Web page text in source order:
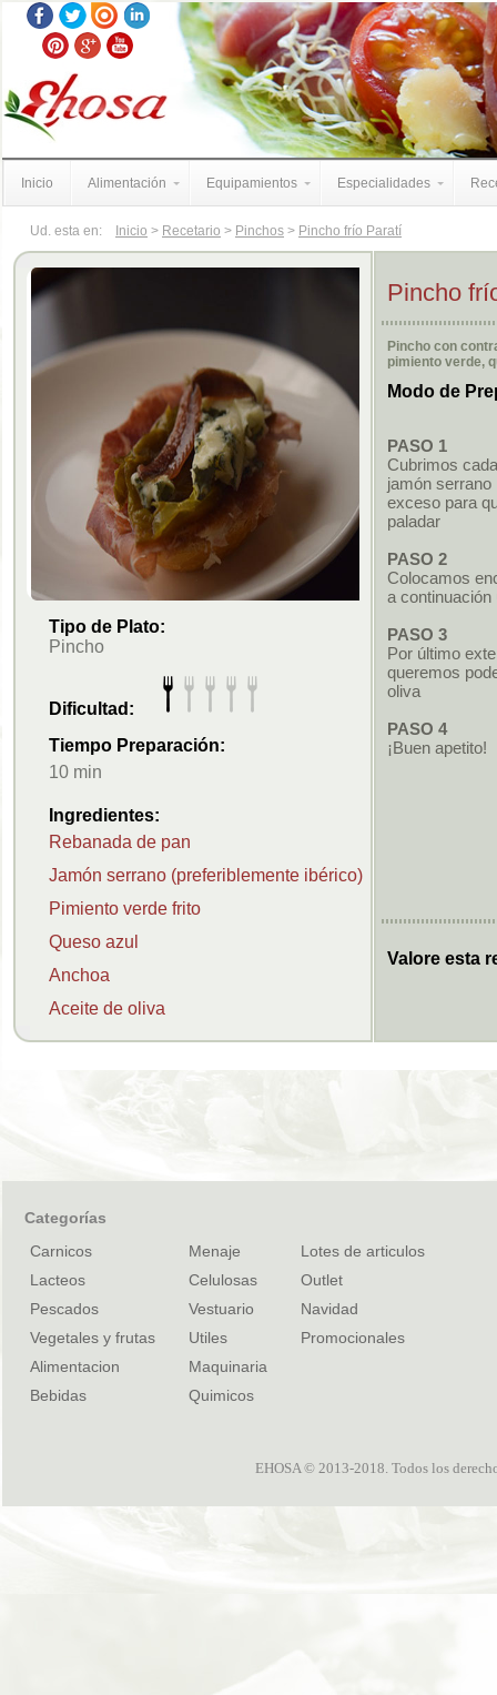
Inicio Alimentación Equipamientos Especialidades
Ud. esta en: Inicio > Recetario > Pinchos > Pincho frío Paratí
Tipo de Plato:
Pincho
Dificultad:
Tiempo Preparación:
10 min
Ingredientes:
Rebanada de pan
Jamón serrano (preferiblemente ibérico)
Pimiento verde frito
Queso azul
Anchoa
Aceite de oliva
Pincho
Pincho con
pimiento verde,
Modo de
PASO 1
Cubrimos
jamón
exceso para
paladar
PASO 2
Colocamos
a continuación
PASO 3
Por último
queremos
oliva
PASO 4
¡Buen apetito!
Valore esta
Categorías
Carnicos
Lacteos
Pescados
Vegetales y frutas
Alimentacion
Bebidas
Menaje
Celulosas
Vestuario
Utiles
Maquinaria
Quimicos
Lotes de articulos
Outlet
Navidad
Promocionales
EHOSA © 2013-2018. Todos los